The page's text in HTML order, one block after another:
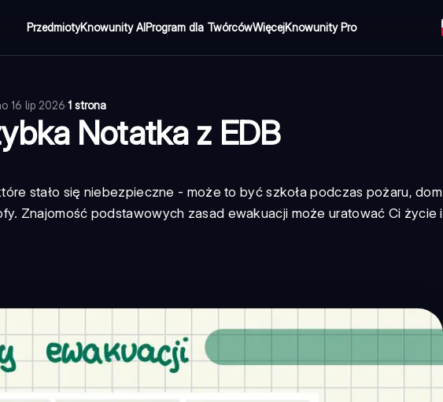
PrzedmiotyKnowunity AIProgram dla TwórcówWięcejKnowunity Pro
16 lip 2026·1 strona
Notatka z EDB
stało się niebezpieczne - może to być szkoła podczas pożaru, dom
Znajomość podstawowych zasad ewakuacji może uratować Ci życie i